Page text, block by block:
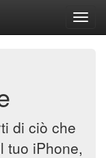
di ciò che
tuo iPhone,